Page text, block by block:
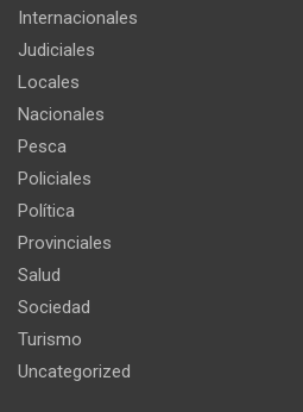
Internacionales
Judiciales
Locales
Nacionales
Pesca
Policiales
Política
Provinciales
Salud
Sociedad
Turismo
Uncategorized